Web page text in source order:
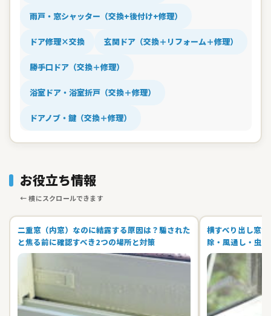
雨戸・窓シャッター（交換+後付け+修理）
ドア修理×交換 玄関ドア（交換＋リフォーム＋修理）
勝手口ドア（交換＋修理）
浴室ドア・浴室折戸（交換＋修理）
ドアノブ・鍵（交換＋修理）
お役立ち情報
二重窓（内窓）なのに結露する原因は？騙された
と焦る前に確認すべき2つの場所と対策
横すべり出し窓
除・風通し・虫